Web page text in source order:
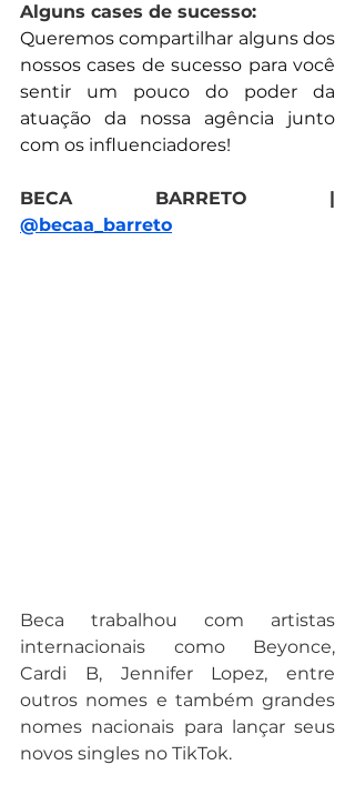
Alguns cases de sucesso:
Queremos compartilhar alguns dos
nossos cases de sucesso para você
sentir um pouco do poder da
atuação da nossa agência junto
com os influenciadores!
@becaa_barreto
Beca trabalhou com artistas
internacionais como Beyonce,
Cardi B, Jennifer Lopez, entre
outros nomes e também grandes
nomes nacionais para lançar seus
novos singles no TikTok.